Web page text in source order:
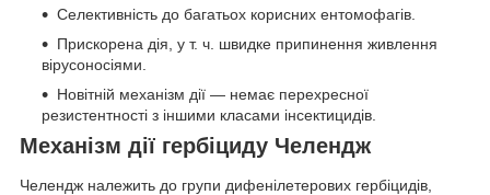
Селективність до багатьох корисних ентомофагів.
Прискорена дія, у т. ч. швидке припинення живлення
вірусоносіями.
Новітній механізм дії — немає перехресної
резистентності з іншими класами інсектицидів.
Механізм дії гербіциду Челендж
Челендж належить до групи дифенілетерових гербіцидів,